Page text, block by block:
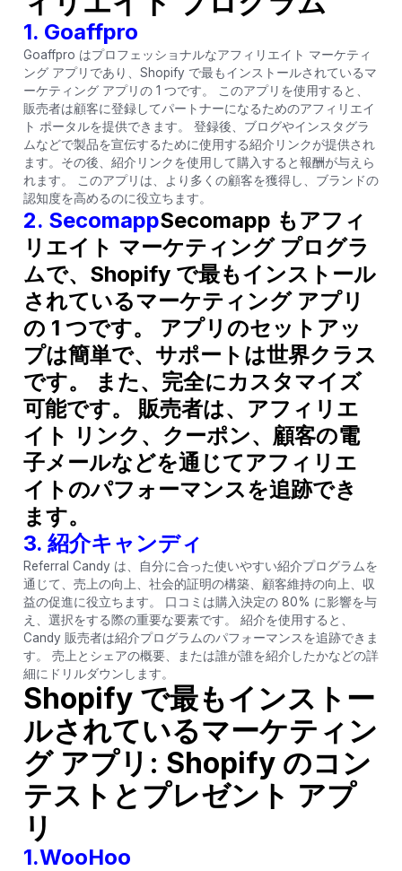
1. Goaffpro
Goaffpro はプロフェッショナルなアフィリエイト マーケティ
ング アプリであり、Shopify で最もインストールされているマ
ーケティング アプリの 1 つです。 このアプリを使用すると、
販売者は顧客に登録してパートナーになるためのアフィリエイ
ト ポータルを提供できます。 登録後、ブログやインスタグラ
ムなどで製品を宣伝するために使用する紹介リンクが提供され
ます。その後、紹介リンクを使用して購入すると報酬が与えら
れます。 このアプリは、より多くの顧客を獲得し、ブランドの
認知度を高めるのに役立ちます。
2. SecomappSecomapp もアフィ
リエイト マーケティング プログラ
ムで、Shopify で最もインストール
されているマーケティング アプリ
の 1 つです。 アプリのセットアッ
プは簡単で、サポートは世界クラス
です。 また、完全にカスタマイズ
可能です。 販売者は、アフィリエ
イト リンク、クーポン、顧客の電
子メールなどを通じてアフィリエ
イトのパフォーマンスを追跡でき
ます。
3. 紹介キャンディ
Referral Candy は、自分に合った使いやすい紹介プログラムを
通じて、売上の向上、社会的証明の構築、顧客維持の向上、収
益の促進に役立ちます。 口コミは購入決定の 80% に影響を与
え、選択をする際の重要な要素です。 紹介を使用すると、
Candy 販売者は紹介プログラムのパフォーマンスを追跡できま
す。 売上とシェアの概要、または誰が誰を紹介したかなどの詳
細にドリルダウンします。
Shopify で最もインストー
ルされているマーケティン
グ アプリ: Shopify のコン
テストとプレゼント アプ
リ
1.WooHoo